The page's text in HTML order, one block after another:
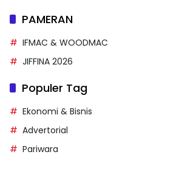
PAMERAN
IFMAC & WOODMAC
JIFFINA 2026
Populer Tag
Ekonomi & Bisnis
Advertorial
Pariwara